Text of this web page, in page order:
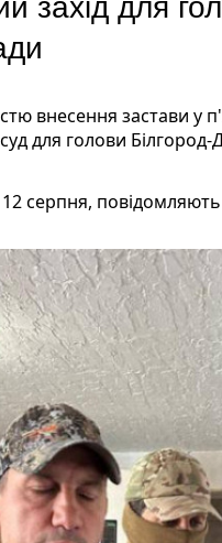
внесення застави у
для голови Білгород-
12 серпня,